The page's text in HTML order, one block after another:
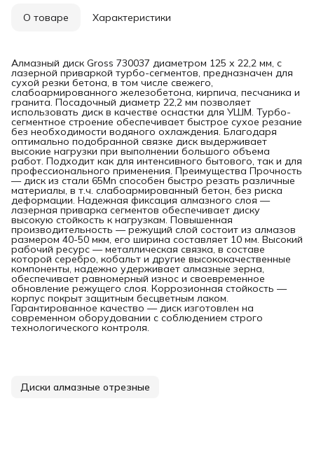
О товаре Характеристики
Алмазный диск Gross 730037 диаметром 125 х 22,2 мм, с
лазерной приваркой турбо-сегментов, предназначен для
сухой резки бетона, в том числе свежего,
слабоармированного железобетона, кирпича, песчаника и
гранита. Посадочный диаметр 22,2 мм позволяет
использовать диск в качестве оснастки для УШМ. Турбо-
сегментное строение обеспечивает быстрое сухое резание
без необходимости водяного охлаждения. Благодаря
оптимально подобранной связке диск выдерживает
высокие нагрузки при выполнении большого объема
работ. Подходит как для интенсивного бытового, так и для
профессионального применения. Преимущества Прочность
— диск из стали 65Mn способен быстро резать различные
материалы, в т.ч. слабоармированный бетон, без риска
деформации. Надежная фиксация алмазного слоя —
лазерная приварка сегментов обеспечивает диску
высокую стойкость к нагрузкам. Повышенная
производительность — режущий слой состоит из алмазов
размером 40-50 мкм, его ширина составляет 10 мм. Высокий
рабочий ресурс — металлическая связка, в составе
которой серебро, кобальт и другие высококачественные
компоненты, надежно удерживает алмазные зерна,
обеспечивает равномерный износ и своевременное
обновление режущего слоя. Коррозионная стойкость —
корпус покрыт защитным бесцветным лаком.
Гарантированное качество — диск изготовлен на
современном оборудовании с соблюдением строго
технологического контроля.
Диски алмазные отрезные